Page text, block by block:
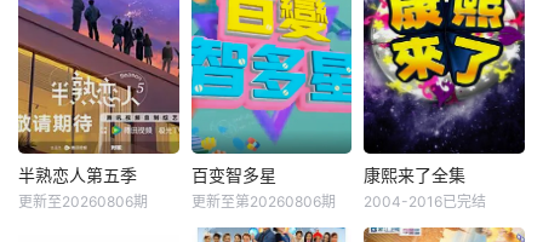
半熟恋人第五季
更新至20260806期
百变智多星
更新至第20260806期
康熙来了全集
2004-2016已完结